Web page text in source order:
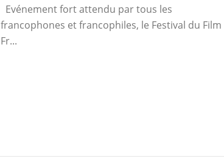
Evénement fort attendu par tous les
francophones et francophiles, le Festival du Film
Fr...